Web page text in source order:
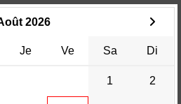
2026
Je Ve Sa Di
1 2